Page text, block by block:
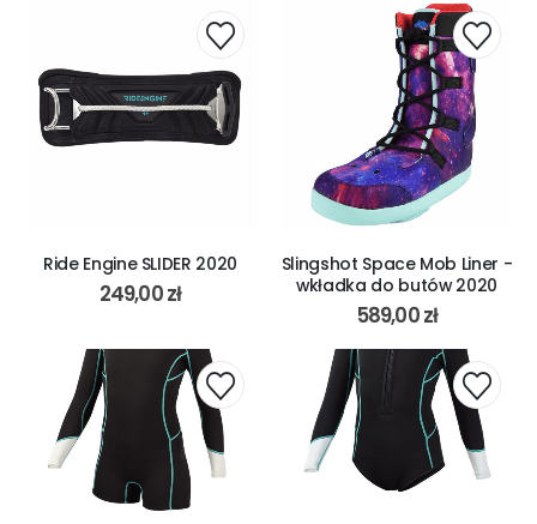
Ride Engine SLIDER 2020
249,00zł
Slingshot Space Mob Liner -
wkładka do butów 2020
589,00zł